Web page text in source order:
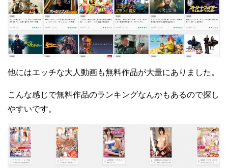
他にはエッチな大人動画も無料作品が大量にありました。
こんな感じで無料作品のランキングなんかもあるので探し
やすいです。